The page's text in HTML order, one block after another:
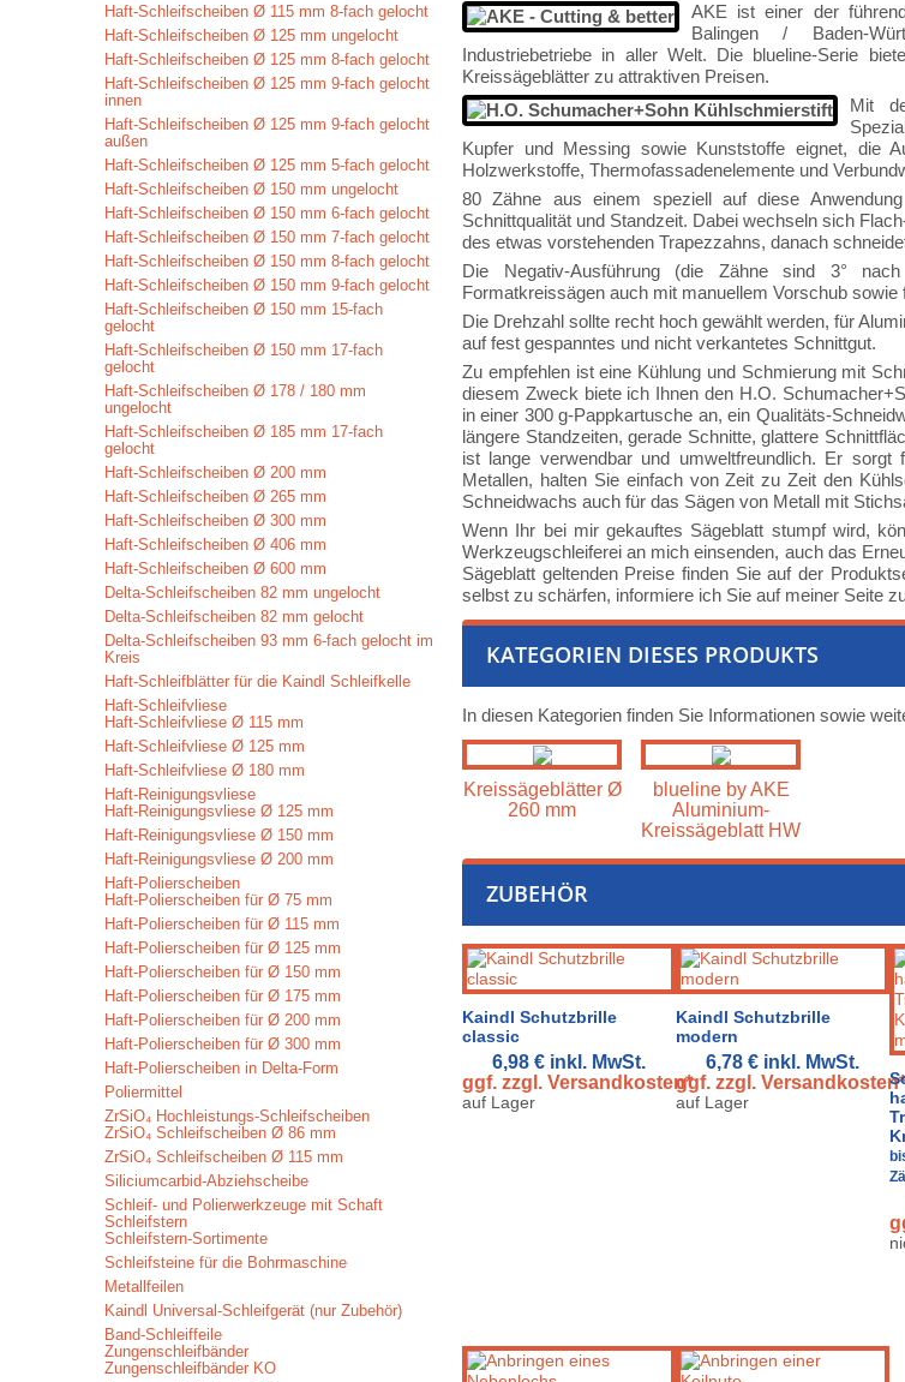
Haft-Schleifscheiben Ø 115 mm 8-fach gelocht
Haft-Schleifscheiben Ø 125 mm ungelocht
Haft-Schleifscheiben Ø 125 mm 8-fach gelocht
Haft-Schleifscheiben Ø 125 mm 9-fach gelocht
innen
Haft-Schleifscheiben Ø 125 mm 9-fach gelocht
außen
Haft-Schleifscheiben Ø 125 mm 5-fach gelocht
Haft-Schleifscheiben Ø 150 mm ungelocht
Haft-Schleifscheiben Ø 150 mm 6-fach gelocht
Haft-Schleifscheiben Ø 150 mm 7-fach gelocht
Haft-Schleifscheiben Ø 150 mm 8-fach gelocht
Haft-Schleifscheiben Ø 150 mm 9-fach gelocht
Haft-Schleifscheiben Ø 150 mm 15-fach
gelocht
Haft-Schleifscheiben Ø 150 mm 17-fach
gelocht
Haft-Schleifscheiben Ø 178 / 180 mm
ungelocht
Haft-Schleifscheiben Ø 185 mm 17-fach
gelocht
Haft-Schleifscheiben Ø 200 mm
Haft-Schleifscheiben Ø 265 mm
Haft-Schleifscheiben Ø 300 mm
Haft-Schleifscheiben Ø 406 mm
Haft-Schleifscheiben Ø 600 mm
Delta-Schleifscheiben 82 mm ungelocht
Delta-Schleifscheiben 82 mm gelocht
Delta-Schleifscheiben 93 mm 6-fach gelocht im
Kreis
Haft-Schleifblätter für die Kaindl Schleifkelle
Haft-Schleifvliese
Haft-Schleifvliese Ø 115 mm
Haft-Schleifvliese Ø 125 mm
Haft-Schleifvliese Ø 180 mm
Haft-Reinigungsvliese
Haft-Reinigungsvliese Ø 125 mm
Haft-Reinigungsvliese Ø 150 mm
Haft-Reinigungsvliese Ø 200 mm
Haft-Polierscheiben
Haft-Polierscheiben für Ø 75 mm
Haft-Polierscheiben für Ø 115 mm
Haft-Polierscheiben für Ø 125 mm
Haft-Polierscheiben für Ø 150 mm
Haft-Polierscheiben für Ø 175 mm
Haft-Polierscheiben für Ø 200 mm
Haft-Polierscheiben für Ø 300 mm
Haft-Polierscheiben in Delta-Form
Poliermittel
ZrSiO₄ Hochleistungs-Schleifscheiben
ZrSiO₄ Schleifscheiben Ø 86 mm
ZrSiO₄ Schleifscheiben Ø 115 mm
Siliciumcarbid-Abziehscheibe
Schleif- und Polierwerkzeuge mit Schaft
Schleifstern
Schleifstern-Sortimente
Schleifsteine für die Bohrmaschine
Metallfeilen
Kaindl Universal-Schleifgerät (nur Zubehör)
Band-Schleiffeile
Zungenschleifbänder
Zungenschleifbänder KO
AKE ist einer der
Balingen / Baden-
Industriebetriebe in aller Welt. Die blueline-Serie
Kreissägeblätter zu attraktiven Preisen.
Mit
Kupfer und Messing sowie Kunststoffe eignet, die
Holzwerkstoffe, Thermofassadenelemente und
80 Zähne aus einem speziell auf diese
Schnittqualität und Standzeit. Dabei wechseln sich
des etwas vorstehenden Trapezzahns, danach
Die Negativ-Ausführung (die Zähne sind 3°
Formatkreissägen auch mit manuellem Vorschub
Die Drehzahl sollte recht hoch gewählt werden, für
auf fest gespanntes und nicht verkantetes Schnittgut.
Zu empfehlen ist eine Kühlung und Schmierung mit
diesem Zweck biete ich Ihnen den H.O.
in einer 300 g-Pappkartusche an, ein Qualitäts-
längere Standzeiten, gerade Schnitte, glattere
ist lange verwendbar und umweltfreundlich. Er
Metallen, halten Sie einfach von Zeit zu Zeit den
Schneidwachs auch für das Sägen von Metall mit
Wenn Ihr bei mir gekauftes Sägeblatt stumpf wird,
Werkzeugschleiferei an mich einsenden, auch das
Sägeblatt geltenden Preise finden Sie auf der
selbst zu schärfen, informiere ich Sie auf meiner Seite
KATEGORIEN DIESES PRODUKTS
In diesen Kategorien finden Sie Informationen sowie
Kreissägeblätter Ø
260 mm
blueline by AKE
Aluminium-
Kreissägeblatt HW
ZUBEHÖR
Kaindl Schutzbrille
classic
6,98 € inkl. MwSt.
ggf. zzgl. Versandkosten*
auf Lager
Kaindl Schutzbrille
modern
6,78 € inkl. MwSt.
ggf. zzgl. Versandkosten*
auf Lager